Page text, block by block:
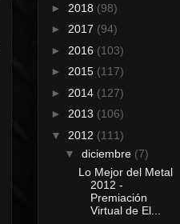
► 2018 (98)
► 2017 (94)
► 2016 (103)
► 2015 (117)
► 2014 (127)
► 2013 (106)
▼ 2012 (111)
▼ diciembre (7)
Lo Mejor del Metal
2012 -
Premiación
Virtual de El...